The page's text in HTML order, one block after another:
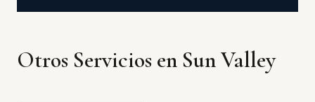
Otros Servicios en Sun Valley